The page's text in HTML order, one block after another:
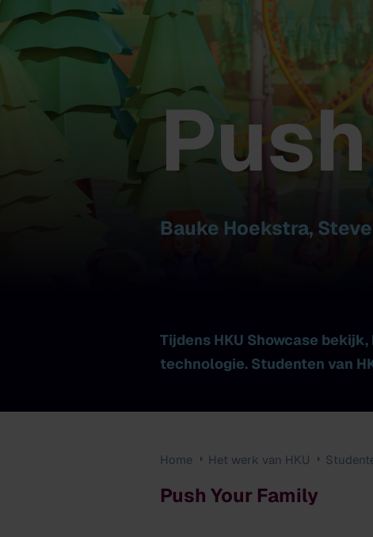
Bauke Hoekstra,
Tijdens HKU Showcase
technologie. Studenten van
Home Het werk van HKU
Push Your Family